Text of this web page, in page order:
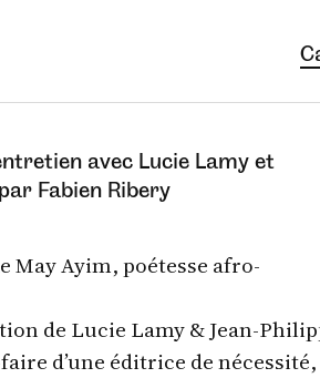
avec Lucie Lamy et
Fabien Ribery
May Ayim, poétesse afro-
de Lucie Lamy & Jean-
d’une éditrice de nécessité,